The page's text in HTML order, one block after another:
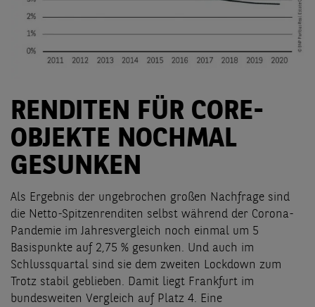
RENDITEN FÜR CORE-
OBJEKTE NOCHMAL
GESUNKEN
Als Ergebnis der ungebrochen großen Nachfrage sind
die Netto-Spitzenrenditen selbst während der Corona-
Pandemie im Jahresvergleich noch einmal um 5
Basispunkte auf 2,75 % gesunken. Und auch im
Schlussquartal sind sie dem zweiten Lockdown zum
Trotz stabil geblieben. Damit liegt Frankfurt im
bundesweiten Vergleich auf Platz 4. Eine